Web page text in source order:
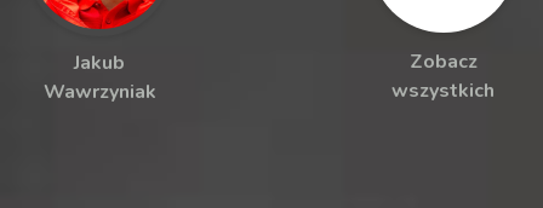
Jakub
Wawrzyniak
Zobacz
wszystkich